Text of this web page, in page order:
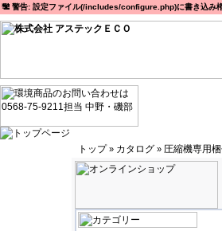
警告: 設定ファイル(/includes/configure.php)に書き込
トップ» カタログ » 圧縮機専用